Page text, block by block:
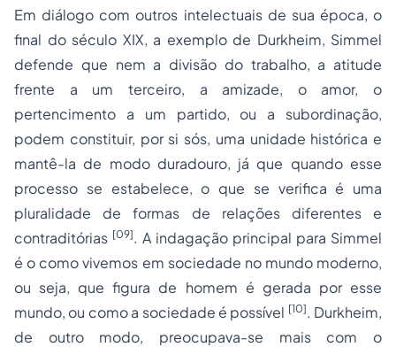
Em diálogo com outros intelectuais de sua época, o
final do século XIX, a exemplo de Durkheim, Simmel
defende que nem a divisão do trabalho, a atitude
frente a um terceiro, a amizade, o amor, o
pertencimento a um partido, ou a subordinação,
podem constituir, por si sós, uma unidade histórica e
mantê-la de modo duradouro, já que quando esse
processo se estabelece, o que se verifica é uma
pluralidade de formas de relações diferentes e
contraditórias [09]. A indagação principal para Simmel
é o como vivemos em sociedade no mundo moderno,
ou seja, que figura de homem é gerada por esse
mundo, ou como a sociedade é possível [10]. Durkheim,
de outro modo, preocupava-se mais com o